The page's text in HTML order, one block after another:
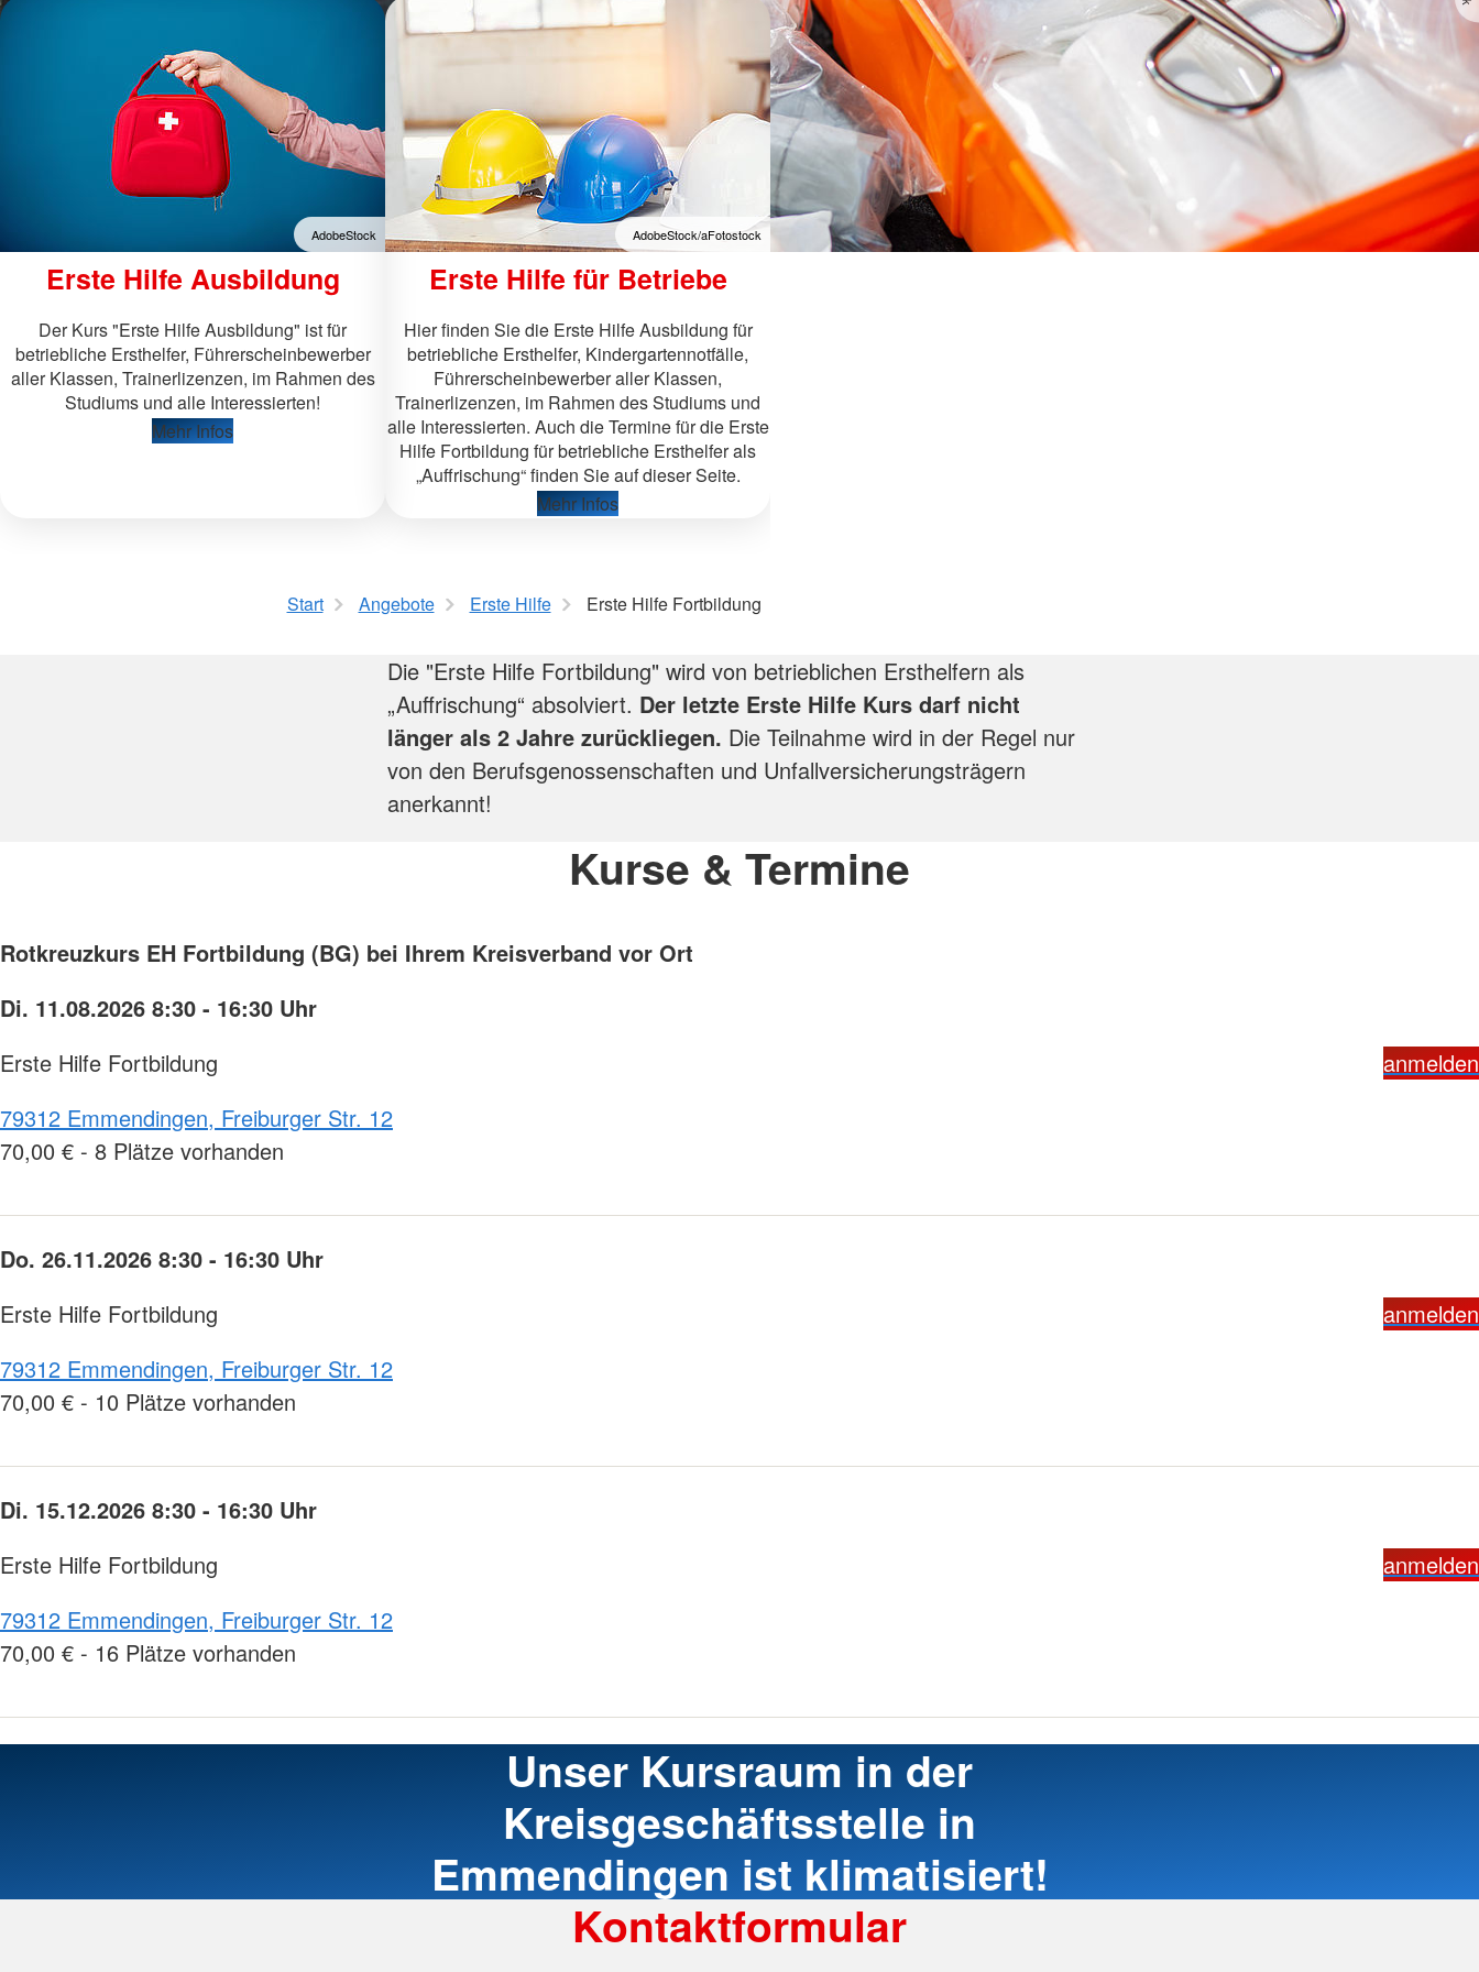
Angebote für Senioren
Aktivierender Hausbesuch
Hirnleistungstraining
Gesundheitsprogramm
Rikscha Waldkirch
Kaffeenachmittage
Ehrenamtliches Engagement
Freiwilligendienste
Blutspende
Fördermitgliedschaft
Fachgruppe Verpflegung
Servicestelle Ehrenamt
Schulbegleitung und
Schulsanitätsdienst
Rettungsdienst
Krankentransport
Notfallrettung
Notarztdienst
Aus- und Weiterbildung
Schnelleinsatzgruppen
Notfalldarstellung
DRK-Suchdienst
Personenauskunftsstelle
AdobeStock
Erste Hilfe Ausbildung
Der Kurs "Erste Hilfe Ausbildung" ist für
betriebliche Ersthelfer, Führerscheinbewerber
aller Klassen, Trainerlizenzen, im Rahmen des
Studiums und alle Interessierten!
Mehr Infos
AdobeStock/aFotostock
Erste Hilfe für Betriebe
Hier finden Sie die Erste Hilfe Ausbildung für
betriebliche Ersthelfer, Kindergartennotfälle,
Führerscheinbewerber aller Klassen,
Trainerlizenzen, im Rahmen des Studiums und
alle Interessierten. Auch die Termine für die Erste
Hilfe Fortbildung für betriebliche Ersthelfer als
„Auffrischung“ finden Sie auf dieser Seite.
Mehr Infos
Start Angebote Erste Hilfe Erste Hilfe Fortbildung
Die "Erste Hilfe Fortbildung" wird von betrieblichen Ersthelfern als
„Auffrischung“ absolviert. Der letzte Erste Hilfe Kurs darf nicht
länger als 2 Jahre zurückliegen. Die Teilnahme wird in der Regel nur
von den Berufsgenossenschaften und Unfallversicherungsträgern
anerkannt!
Kurse & Termine
Rotkreuzkurs EH Fortbildung (BG) bei Ihrem Kreisverband vor Ort
Di. 11.08.2026 8:30 - 16:30 Uhr
Erste Hilfe Fortbildung
anmelden
79312 Emmendingen, Freiburger Str. 12
70,00 € - 8 Plätze vorhanden
Do. 26.11.2026 8:30 - 16:30 Uhr
Erste Hilfe Fortbildung
anmelden
79312 Emmendingen, Freiburger Str. 12
70,00 € - 10 Plätze vorhanden
Di. 15.12.2026 8:30 - 16:30 Uhr
Erste Hilfe Fortbildung
anmelden
79312 Emmendingen, Freiburger Str. 12
70,00 € - 16 Plätze vorhanden
Unser Kursraum in der
Kreisgeschäftsstelle in
Emmendingen ist klimatisiert!
Kontaktformular